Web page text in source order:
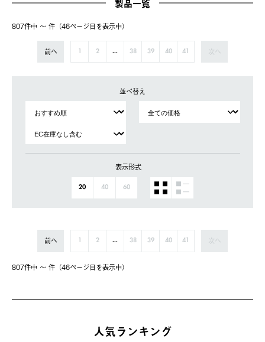
製品一覧
807件中 〜 件（46ページ⽬を表⽰中）
前へ 2 ... 38 39 40 41 次へ
並べ替え
表示形式
20 40 60
807件中 〜 件（46ページ⽬を表⽰中）
前へ 1 2 ... 38 39 40 41 次へ
人気ランキング